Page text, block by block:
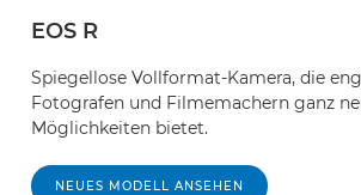
EOS R
Spiegellose Vollformat-Kamera, die
Fotografen und Filmemachern ganz
Möglichkeiten bietet.
NEUES MODELL ANSEHEN